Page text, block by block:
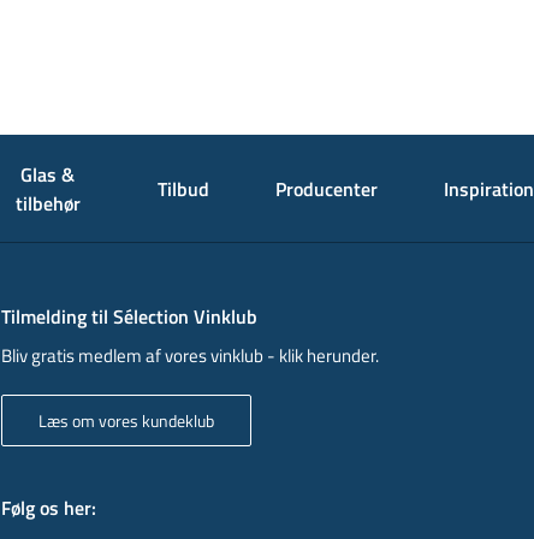
Glas &
tilbehør
Tilbud Producenter Inspiration
Tilmelding til Sélection Vinklub
Bliv gratis medlem af vores vinklub - klik herunder.
Læs om vores kundeklub
Følg os her: